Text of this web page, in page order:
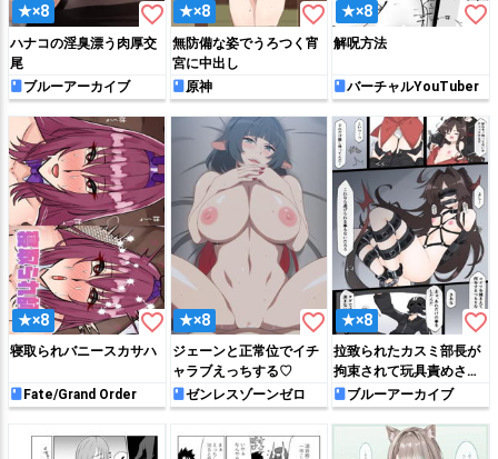
★×8 favorite_border
ハナコの淫臭漂う肉厚交
尾
ブルーアーカイブ
★×8 favorite_border
無防備な姿でうろつく宵
宮に中出し
原神
★×8 favorite_border
解呪方法
バーチャルYouTuber
★×8 favorite_border
寝取られバニースカサハ
Fate/Grand Order
★×8 favorite_border
ジェーンと正常位でイチ
ャラブえっちする♡
ゼンレスゾーンゼロ
★×8 favorite_border
拉致られたカスミ部長が
拘束されて玩具責めされ
てしまう…
ブルーアーカイブ